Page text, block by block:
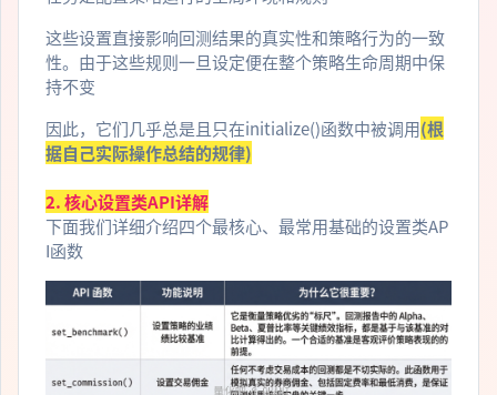
这些设置直接影响回测结果的真实性和策略行为的一致
性。由于这些规则一旦设定便在整个策略生命周期中保
持不变
因此，它们几乎总是且只在initialize()函数中被调用(根
据自己实际操作总结的规律)
2. 核心设置类API详解
下面我们详细介绍四个最核心、最常用基础的设置类AP
I函数